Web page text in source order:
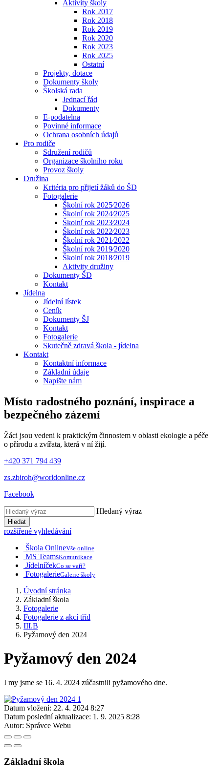
Aktivity školy
Rok 2017
Rok 2018
Rok 2019
Rok 2020
Rok 2023
Rok 2025
Ostatní
Projekty, dotace
Dokumenty školy
Školská rada
Jednací řád
Dokumenty
E-podatelna
Povinné informace
Ochrana osobních údajů
Pro rodiče
Sdružení rodičů
Organizace školního roku
Provoz školy
Družina
Kritéria pro přijetí žáků do ŠD
Fotogalerie
Školní rok 2025⁄2026
Školní rok 2024⁄2025
Školní rok 2023⁄2024
Školní rok 2022⁄2023
Školní rok 2021⁄2022
Školní rok 2019⁄2020
Školní rok 2018⁄2019
Aktivity družiny
Dokumenty ŠD
Kontakt
Jídelna
Jídelní lístek
Ceník
Dokumenty ŠJ
Kontakt
Fotogalerie
Skutečně zdravá škola - jídelna
Kontakt
Kontaktní informace
Základní údaje
Napište nám
Místo radostného poznání, inspirace a
bezpečného zázemí
Žáci jsou vedeni k praktickým činnostem v oblasti ekologie a péče
o přírodu a zvířata, která v ní žijí.
+420 371 794 439
zs.zbiroh@worldonline.cz
Facebook
Hledaný výraz
Hledat
rozšířené vyhledávání
Škola OnlineVše online
MS TeamsKomunikace
JídelníčekCo se vaří?
FotogalerieGalerie školy
Úvodní stránka
Základní škola
Fotogalerie
Fotogalerie z akcí tříd
III.B
Pyžamový den 2024
Pyžamový den 2024
I my jsme se 16. 4. 2024 zúčastnili pyžamového dne.
Datum vložení: 22. 4. 2024 8:27
Datum poslední aktualizace: 1. 9. 2025 8:28
Autor: Správce Webu
Základní škola